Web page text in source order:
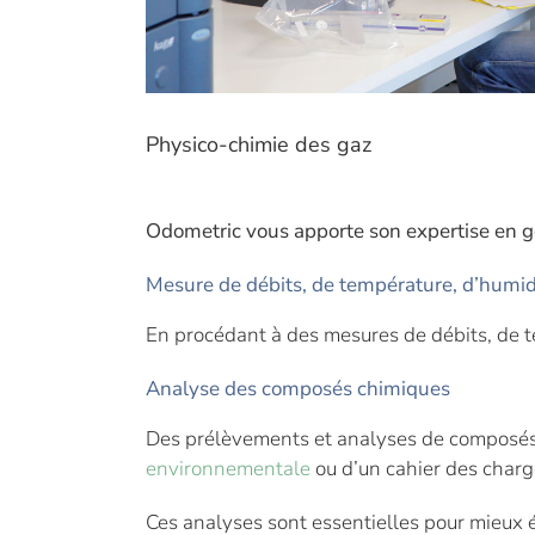
Physico-chimie des gaz
Odometric vous apporte son expertise en
Mesure de débits, de température,
En procédant à des mesures de débits, de
Analyse des composés chimiques
Des prélèvements et analyses de
environnementaleou d’un cahier des
Ces analyses sont essentielles pour mieux